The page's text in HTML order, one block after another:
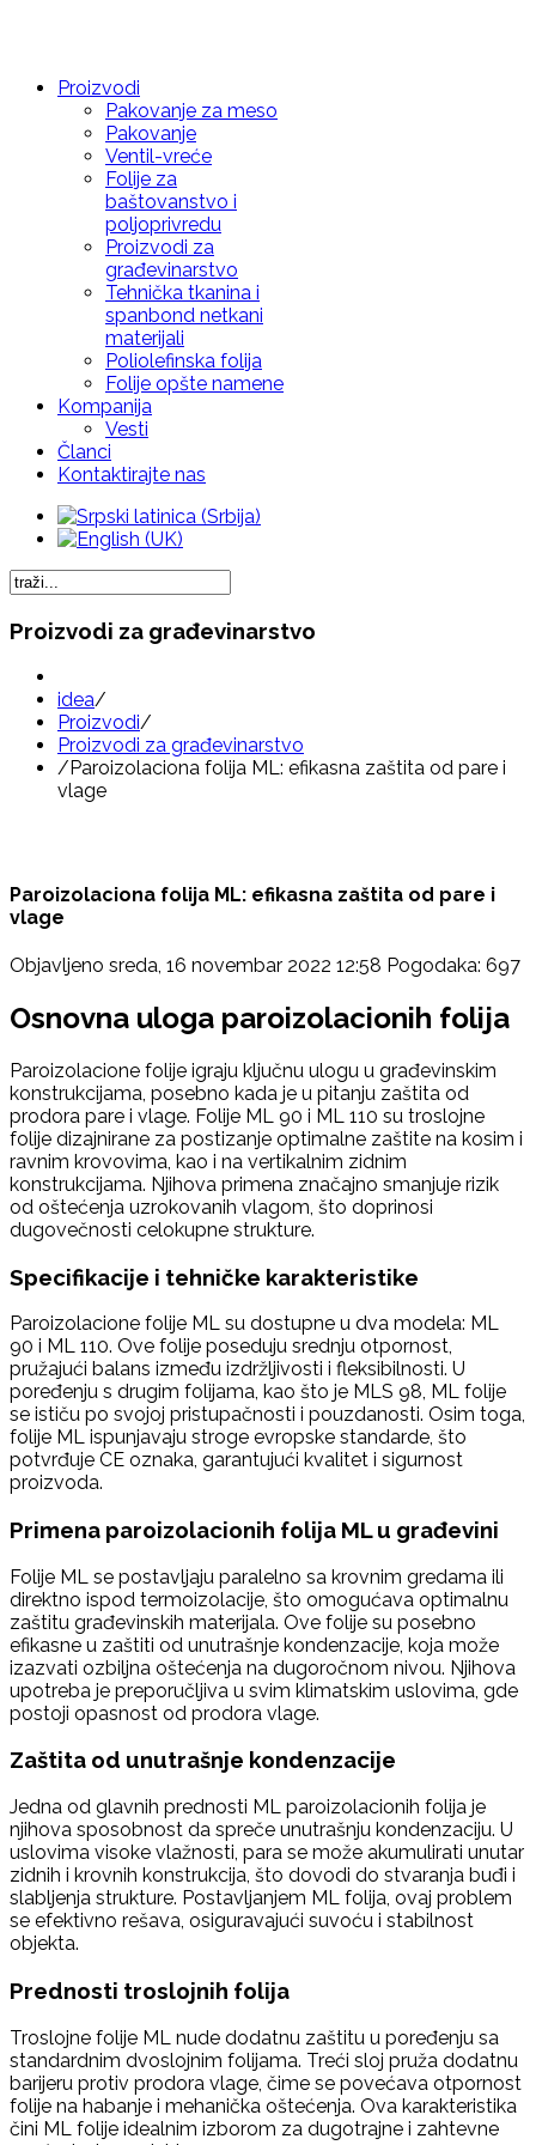
Proizvodi
Pakovanje za meso
Pakovanje
Ventil-vreće
Folije za
baštovanstvo i
poljoprivredu
Proizvodi za
građevinarstvo
Tehnička tkanina i
spanbond netkani
materijali
Poliolefinska folija
Folije opšte namene
Kompanija
Vesti
Članci
Kontaktirajte nas
Proizvodi za građevinarstvo
idea/
Proizvodi/
Proizvodi za građevinarstvo
/ Paroizolaciona folija ML: efikasna zaštita od pare i
vlage
Paroizolaciona folija ML: efikasna zaštita od pare i
vlage
Objavljeno sreda, 16 novembar 2022 12:58 Pogodaka: 697
Osnovna uloga paroizolacionih folija
Paroizolacione folije igraju ključnu ulogu u građevinskim
konstrukcijama, posebno kada je u pitanju zaštita od
prodora pare i vlage. Folije ML 90 i ML 110 su troslojne
folije dizajnirane za postizanje optimalne zaštite na kosim i
ravnim krovovima, kao i na vertikalnim zidnim
konstrukcijama. Njihova primena značajno smanjuje rizik
od oštećenja uzrokovanih vlagom, što doprinosi
dugovečnosti celokupne strukture.
Specifikacije i tehničke karakteristike
Paroizolacione folije ML su dostupne u dva modela: ML
90 i ML 110. Ove folije poseduju srednju otpornost,
pružajući balans između izdržljivosti i fleksibilnosti. U
poređenju s drugim folijama, kao što je MLS 98, ML folije
se ističu po svojoj pristupačnosti i pouzdanosti. Osim toga,
folije ML ispunjavaju stroge evropske standarde, što
potvrđuje CE oznaka, garantujući kvalitet i sigurnost
proizvoda.
Primena paroizolacionih folija ML u građevini
Folije ML se postavljaju paralelno sa krovnim gredama ili
direktno ispod termoizolacije, što omogućava optimalnu
zaštitu građevinskih materijala. Ove folije su posebno
efikasne u zaštiti od unutrašnje kondenzacije, koja može
izazvati ozbiljna oštećenja na dugoročnom nivou. Njihova
upotreba je preporučljiva u svim klimatskim uslovima, gde
postoji opasnost od prodora vlage.
Zaštita od unutrašnje kondenzacije
Jedna od glavnih prednosti ML paroizolacionih folija je
njihova sposobnost da spreče unutrašnju kondenzaciju. U
uslovima visoke vlažnosti, para se može akumulirati unutar
zidnih i krovnih konstrukcija, što dovodi do stvaranja buđi i
slabljenja strukture. Postavljanjem ML folija, ovaj problem
se efektivno rešava, osiguravajući suvoću i stabilnost
objekta.
Prednosti troslojnih folija
Troslojne folije ML nude dodatnu zaštitu u poređenju sa
standardnim dvoslojnim folijama. Treći sloj pruža dodatnu
barijeru protiv prodora vlage, čime se povećava otpornost
folije na habanje i mehanička oštećenja. Ova karakteristika
čini ML folije idealnim izborom za dugotrajne i zahtevne